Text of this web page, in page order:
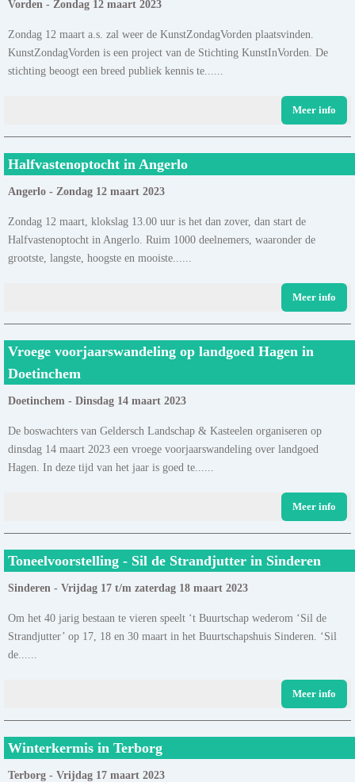
Vorden - Zondag 12 maart 2023
Zondag 12 maart a.s. zal weer de KunstZondagVorden plaatsvinden.
KunstZondagVorden is een project van de Stichting KunstInVorden. De
stichting beoogt een breed publiek kennis te......
Meer info
Halfvastenoptocht in Angerlo
Angerlo - Zondag 12 maart 2023
Zondag 12 maart, klokslag 13.00 uur is het dan zover, dan start de
Halfvastenoptocht in Angerlo. Ruim 1000 deelnemers, waaronder de
grootste, langste, hoogste en mooiste......
Meer info
Vroege voorjaarswandeling op landgoed Hagen in
Doetinchem
Doetinchem - Dinsdag 14 maart 2023
De boswachters van Geldersch Landschap & Kasteelen organiseren op
dinsdag 14 maart 2023 een vroege voorjaarswandeling over landgoed
Hagen. In deze tijd van het jaar is goed te......
Meer info
Toneelvoorstelling - Sil de Strandjutter in Sinderen
Sinderen - Vrijdag 17 t/m zaterdag 18 maart 2023
Om het 40 jarig bestaan te vieren speelt ‘t Buurtschap wederom ‘Sil de
Strandjutter’ op 17, 18 en 30 maart in het Buurtschapshuis Sinderen. ‘Sil
de......
Meer info
Winterkermis in Terborg
Terborg - Vrijdag 17 maart 2023